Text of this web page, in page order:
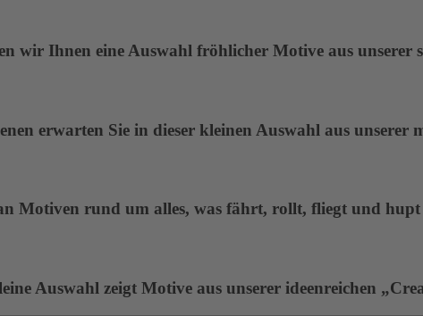
wir Ihnen eine Auswahl fröhlicher Motive aus unserer
erwarten Sie in dieser kleinen Auswahl aus unserer
Motiven rund um alles, was fährt, rollt, fliegt und
Auswahl zeigt Motive aus unserer ideenreichen